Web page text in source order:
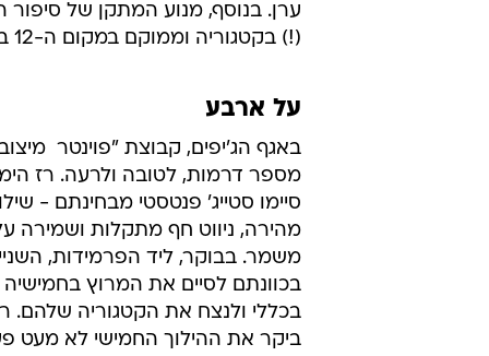
ערן. בנוסף, מנוע המתקן של
(!) בקטגוריה וממוקם במקום ה-12 בכללי (!!), כ-40 דקות לאחר מארק קומה. כבוד.
על ארבע
באגף הג'יפים, קבוצת "פוינטר 
מספר דרמות, לטובה ולרעה. רז
סיימו סטייג' פנטסטי מבחינתם -
מהירה, ניווט חף מתקלות ושמירה
משמר. בבוקר, ליד הפרמידות,
בכוונתם לסיים את המרוץ
בכללי ולנצח את הקטגוריה שלהם.
ביקר את ההילוך החמישי לא מעט